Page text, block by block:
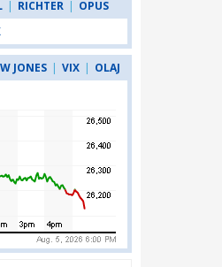
| RICHTER | OPUS
JONES | VIX | OLAJ